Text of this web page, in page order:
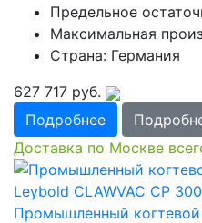
Предельное
Максимальная
Страна: Германия
627 717 руб.
Подробнее
Доставка по Москве
Промышленный